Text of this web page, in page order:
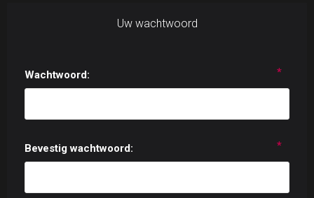
Uw wachtwoord
Wachtwoord: *
Bevestig wachtwoord: *